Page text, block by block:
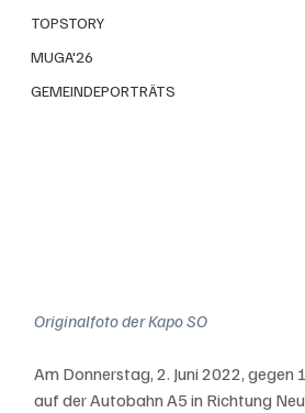
TOPSTORY
MUGA'26
GEMEINDEPORTRÄTS
Originalfoto der Kapo SO
Am Donnerstag, 2. Juni 2022, gegen
auf der Autobahn A5 in Richtung